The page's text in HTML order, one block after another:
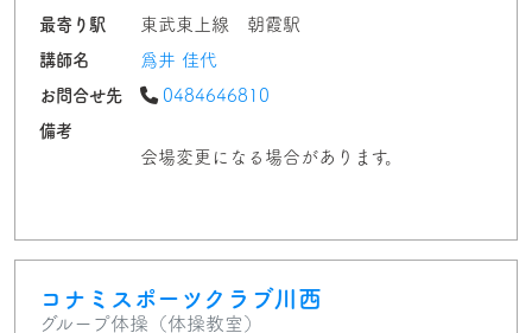
最寄り駅
東武東上線 朝霞駅
講師名
爲井 佳代
お問合せ先
0484646810
備考
会場変更になる場合があります。
コナミスポーツクラブ川西
グループ体操（体操教室）